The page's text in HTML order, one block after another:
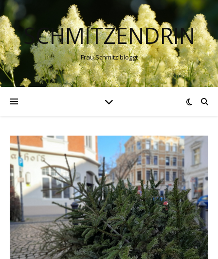
SCHMITZENDRIN
Frau Schmitz bloggt